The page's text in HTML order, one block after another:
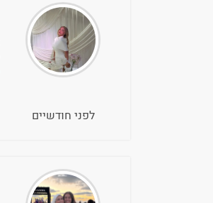
לפני חודשיים